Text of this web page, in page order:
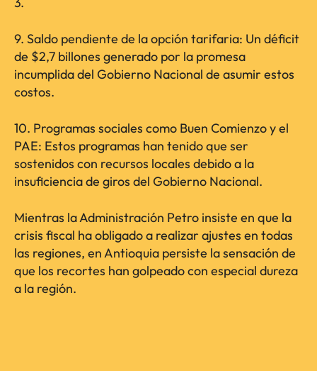
9. Saldo pendiente de la opción tarifaria: Un déficit
de $2,7 billones generado por la promesa
incumplida del Gobierno Nacional de asumir estos
costos.
10. Programas sociales como Buen Comienzo y el
PAE: Estos programas han tenido que ser
sostenidos con recursos locales debido a la
insuficiencia de giros del Gobierno Nacional.
Mientras la Administración Petro insiste en que la
crisis fiscal ha obligado a realizar ajustes en todas
las regiones, en Antioquia persiste la sensación de
que los recortes han golpeado con especial dureza
a la región.